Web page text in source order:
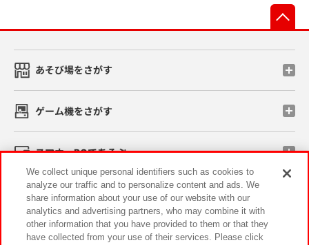
あそび場をさがす
ゲーム機をさがす
スマホ・PCであそぶ
イベント・キャンペーン
We collect unique personal identifiers such as cookies to
analyze our traffic and to personalize content and ads. We
share information about your use of our website with our
analytics and advertising partners, who may combine it with
other information that you have provided to them or that they
have collected from your use of their services. Please click